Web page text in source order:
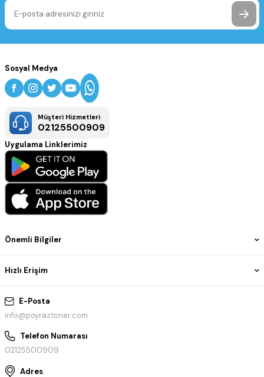
E-Posta
info@poyraztoner.com
Telefon Numarası
02125500909
Adres
Önemli Bilgiler
Hızlı Erişim
Sosyal Medya
Müşteri Hizmetleri
02125500909
Uygulama Linklerimiz